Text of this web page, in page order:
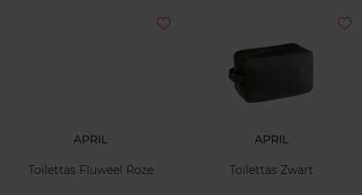
APRIL
Toilettas Fluweel Roze
APRIL
Toilettas Zwart